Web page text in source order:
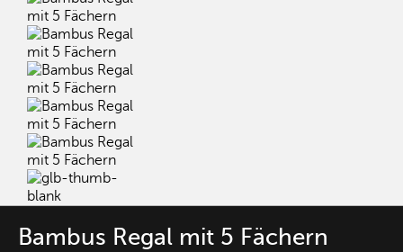
Bambus Regal mit 5 Fächern